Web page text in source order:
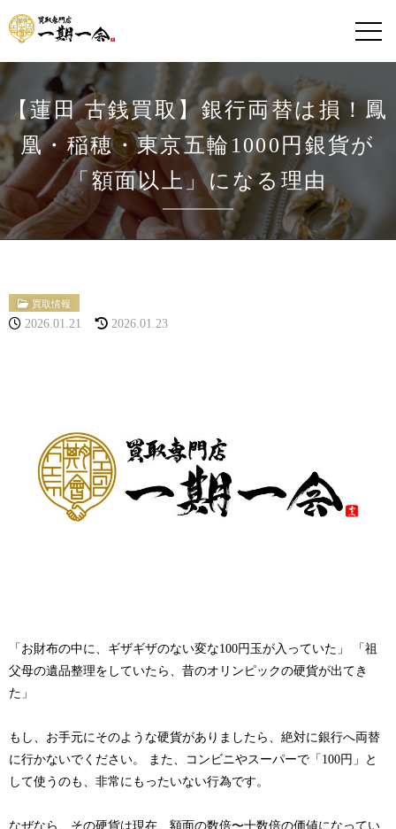
【蓮田 古銭買取】銀行両替は損！鳳
凰・稲穂・東京五輪1000円銀貨が
「額面以上」になる理由
買取情報
2026.01.21 2026.01.23
「お財布の中に、ギザギザのない変な100円玉が入っていた」 「祖
父母の遺品整理をしていたら、昔のオリンピックの硬貨が出てき
た」
もし、お手元にそのような硬貨がありましたら、 絶対に銀行へ両替
に行かないでください。
また、コンビニやスーパーで「100円」と
して使うのも、非常にもったいない行為です。
なぜなら、その硬貨は現在、 額面の数倍〜十数倍の価値になってい